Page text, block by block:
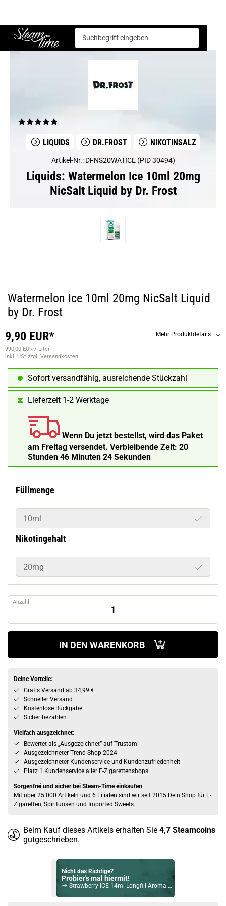
Steam time
Liquids Watermelon Ice 10ml 20mg NicSalt Liquid by Dr. Frost
LIQUIDS DR.FROST NIKOTINSALZ
Artikel-Nr.: DFNS20WATICE (PID 30494)
Liquids: Watermelon Ice 10ml 20mg
NicSalt Liquid by Dr. Frost
Watermelon Ice 10ml 20mg NicSalt Liquid
by Dr. Frost
9,90 EUR*
990,00 EUR / Liter
inkl. USt zzgl. Versandkosten
Mehr Produktdetails
Sofort versandfähig, ausreichende Stückzahl
Lieferzeit 1-2 Werktage
Wenn Du jetzt bestellst, wird das Paket
am Freitag versendet. Verbleibende Zeit: 20
Stunden 46 Minuten 22 Sekunden
Füllmenge
10ml
Nikotingehalt
20mg
Anzahl
IN DEN WARENKORB
Deine Vorteile:
Gratis Versand ab 34,99 €
Schneller Versand
Kostenlose Rückgabe
Sicher bezahlen
Vielfach ausgzeichnet:
Bewertet als „Ausgezeichnet” auf Trustami
Ausgezeichneter Trend Shop 2024
Ausgezeichneter Kundenservice und Kundenzufriedenheit
Platz 1 Kundenservice aller E-Zigarettenshops
Sorgenfrei und sicher bei Steam-Time einkaufen
Mit über 25.000 Artikeln und 6 Filialen sind wir seit 2015 Dein Shop für E-
Zigaretten, Spirituosen und Imported Sweets.
Beim Kauf dieses Artikels erhalten Sie 4,7 Steamcoins
gutgeschrieben.
Nicht das Richtige?
Probier's mal hiermit!
Strawberry ICE 14ml Longfill Aroma by Dr. Frost